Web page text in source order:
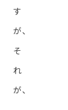
す
が、
そ
れ
が、